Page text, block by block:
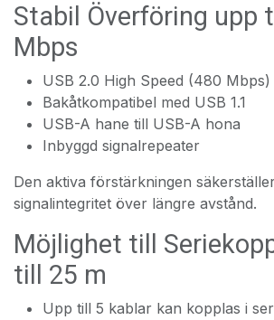
Stabil Överföring upp
Mbps
USB 2.0 High Speed (480 Mbps)
Bakåtkompatibel med USB 1.1
USB-A hane till USB-A hona
Inbyggd signalrepeater
Den aktiva förstärkningen
signalintegritet över längre avstånd.
Möjlighet till
till 25 m
Upp till 5 kablar kan kopplas i